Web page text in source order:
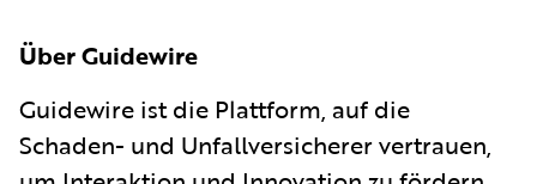
Über Guidewire
Guidewire ist die Plattform, auf die
Schaden- und Unfallversicherer vertrauen,